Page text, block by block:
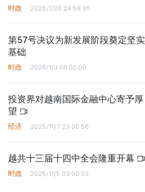
时政 2026/1/20 24:58:35
第57号决议为新发展阶段奠定坚实
基础
时政 2026/1/3 06:00:00
投资界对越南国际金融中心寄予厚
望
经济 2025/11/7 23:00:56
越共十三届十四中全会隆重开幕
时政 2025/11/5 03:00:03